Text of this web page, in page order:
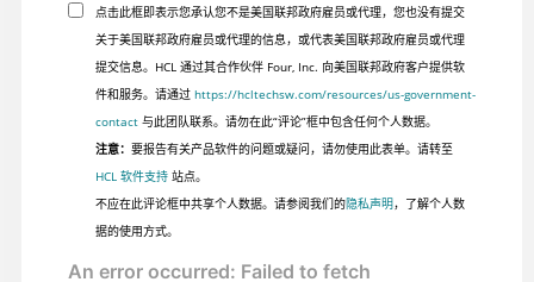
点击此框即表示您承认您不是美国联邦政府雇员或代理，您也没有提交
关于美国联邦政府雇员或代理的信息，或代表美国联邦政府雇员或代理
提交信息。HCL 通过其合作伙伴 Four, Inc. 向美国联邦政府客户提供软
件和服务。请通过 https://hcltechsw.com/resources/us-government-
contact与此团队联系。请勿在此“评论”框中包含任何个人数据。
注意： 要报告有关产品软件的问题或疑问，请勿使用此表单。请转至
HCL 软件支持站点。
不应在此评论框中共享个人数据。请参阅我们的隐私声明，了解个人数
据的使用方式。